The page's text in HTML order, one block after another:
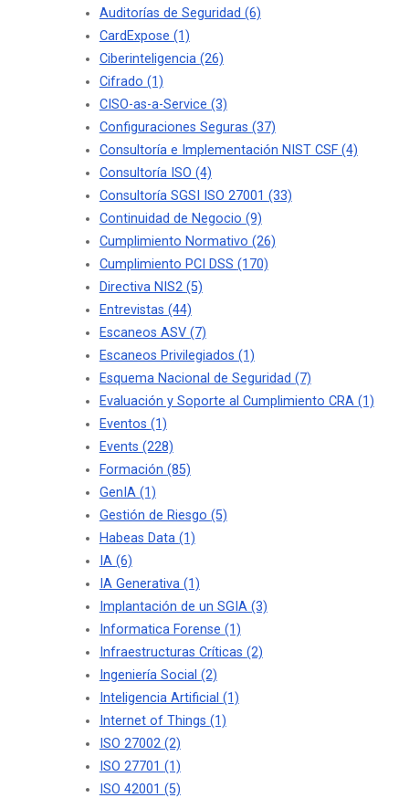
Auditorías de Seguridad (6)
CardExpose (1)
Ciberinteligencia (26)
Cifrado (1)
CISO-as-a-Service (3)
Configuraciones Seguras (37)
Consultoría e Implementación NIST CSF (4)
Consultoría ISO (4)
Consultoría SGSI ISO 27001 (33)
Continuidad de Negocio (9)
Cumplimiento Normativo (26)
Cumplimiento PCI DSS (170)
Directiva NIS2 (5)
Entrevistas (44)
Escaneos ASV (7)
Escaneos Privilegiados (1)
Esquema Nacional de Seguridad (7)
Evaluación y Soporte al Cumplimiento CRA (1)
Eventos (1)
Events (228)
Formación (85)
GenIA (1)
Gestión de Riesgo (5)
Habeas Data (1)
IA (6)
IA Generativa (1)
Implantación de un SGIA (3)
Informatica Forense (1)
Infraestructuras Críticas (2)
Ingeniería Social (2)
Inteligencia Artificial (1)
Internet of Things (1)
ISO 27002 (2)
ISO 27701 (1)
ISO 42001 (5)